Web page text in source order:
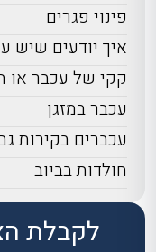
לקבלת
פינוי פגרים
איך יודעים שיש
קקי של עכבר או
עכבר במזגן
עכברים בקירות
חולדות בביוב